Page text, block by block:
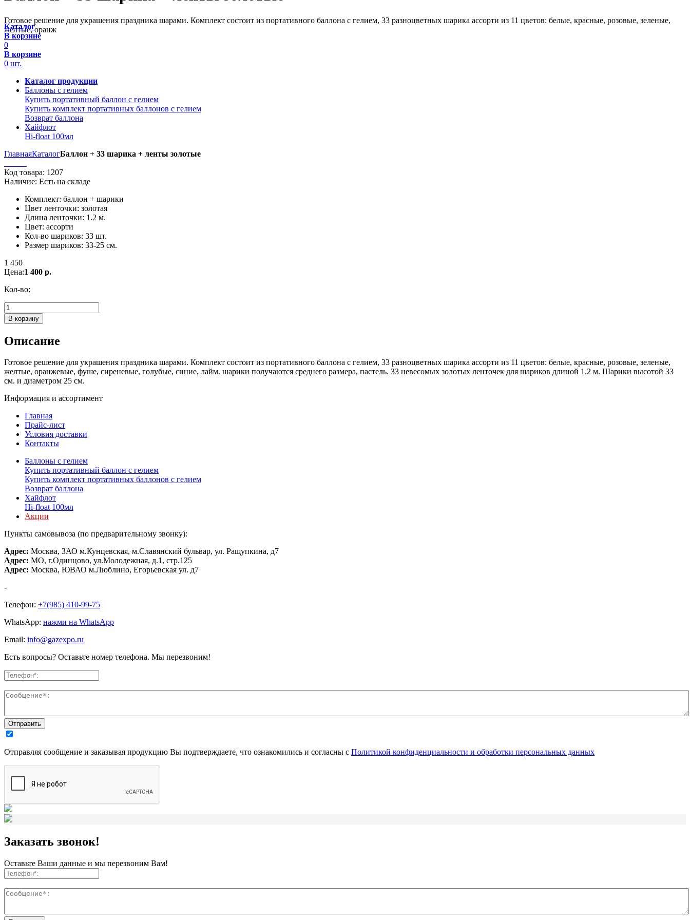
Готовое решение для украшения праздника шарами. Комплект состоит из портативного баллона с гелием, 33 разноцветных шарика ассорти из 11 цветов: белые, красные, розовые, зеленые,
желтые, оранж
Каталог
В корзине
0
В корзине
0 шт.
Каталог продукции
Баллоны с гелием
Купить портативный баллон с гелием
Купить комплект портативных баллонов с гелием
Возврат баллона
Хайфлот
Hi-float 100мл
ГлавнаяКаталогБаллон + 33 шарика + ленты золотые
Код товара: 1207
Наличие: Есть на складе
Комплект: баллон + шарики
Цвет ленточки: золотая
Длина ленточки: 1.2 м.
Цвет: ассорти
Кол-во шариков: 33 шт.
Размер шариков: 33-25 см.
1 450
Цена:1 400 р.
Кол-во:
В корзину
Описание
Готовое решение для украшения праздника шарами. Комплект состоит из портативного баллона с гелием, 33 разноцветных шарика ассорти из 11 цветов: белые, красные, розовые, зеленые,
желтые, оранжевые, фуше, сиреневые, голубые, синие, лайм. шарики получаются среднего размера, пастель. 33 невесомых золотых ленточек для шариков длиной 1.2 м. Шарики высотой 33
см. и диаметром 25 см.
Информация и ассортимент
Главная
Прайс-лист
Условия доставки
Контакты
Баллоны с гелием
Купить портативный баллон с гелием
Купить комплект портативных баллонов с гелием
Возврат баллона
Хайфлот
Hi-float 100мл
Акции
Пункты самовывоза (по предварительному звонку):
Адрес: Москва, ЗАО м.Кунцевская, м.Славянский бульвар, ул. Ращупкина, д7
Адрес: МО, г.Одинцово, ул.Молодежная, д.1, стр.125
Адрес: Москва, ЮВАО м.Люблино, Егорьевская ул. д7
-
Телефон: +7(985) 410-99-75
WhatsApp: нажми на WhatsApp
Email: info@gazexpo.ru
Есть вопросы? Оставьте номер телефона. Мы перезвоним!
Отправляя сообщение и заказывая продукцию Вы подтверждаете, что ознакомились и согласны с Политикой конфиденциальности и обработки персональных данных
Заказать звонок!
Оставьте Ваши данные и мы перезвоним Вам!